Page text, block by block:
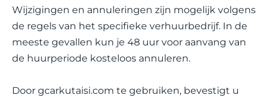
Wijzigingen en annuleringen zijn mogelijk volgens
de regels van het specifieke verhuurbedrijf. In de
meeste gevallen kun je 48 uur voor aanvang van
de huurperiode kosteloos annuleren.
Door gcarkutaisi.com te gebruiken, bevestigt u